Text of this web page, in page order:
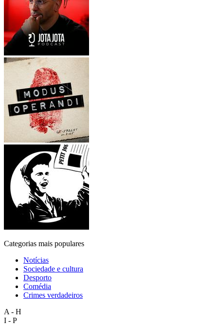
Categorias mais populares
Notícias
Sociedade e cultura
Desporto
Comédia
Crimes verdadeiros
A - H
I - P